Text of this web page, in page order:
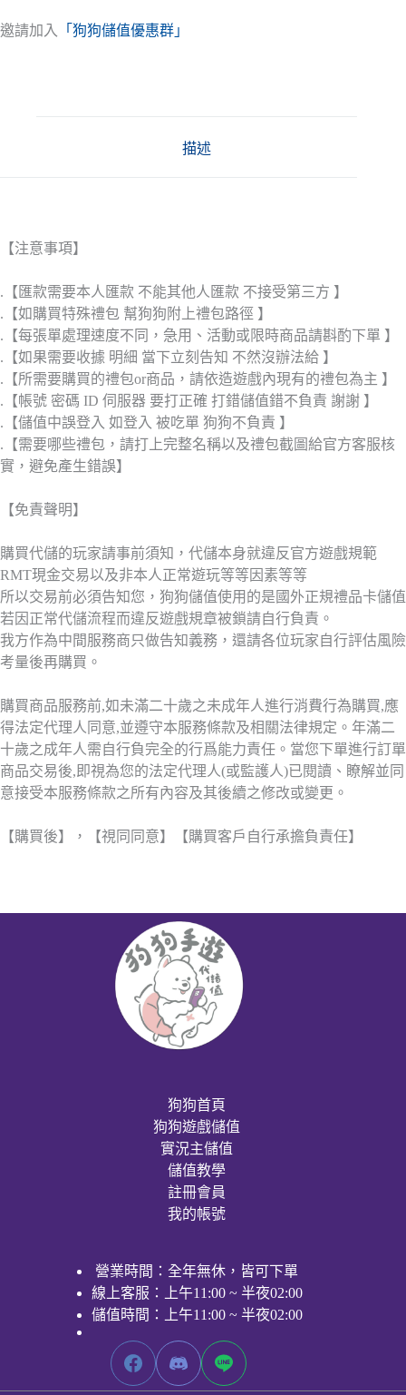
邀請加入 「狗狗儲值優惠群」
描述
【注意事項】
.【匯款需要本人匯款 不能其他人匯款 不接受第三方 】
.【如購買特殊禮包 幫狗狗附上禮包路徑 】
.【每張單處理速度不同，急用、活動或限時商品請斟酌下單 】
.【如果需要收據 明細 當下立刻告知 不然沒辦法給 】
.【所需要購買的禮包or商品，請依造遊戲內現有的禮包為主 】
.【帳號 密碼 ID 伺服器 要打正確 打錯儲值錯不負責 謝謝 】
.【儲值中誤登入 如登入 被吃單 狗狗不負責 】
.【需要哪些禮包，請打上完整名稱以及禮包截圖給官方客服核
實，避免產生錯誤】
【免責聲明】
購買代儲的玩家請事前須知，代儲本身就違反官方遊戲規範
RMT現金交易以及非本人正常遊玩等等因素等等
所以交易前必須告知您，狗狗儲值使用的是國外正規禮品卡儲值
若因正常代儲流程而違反遊戲規章被鎖請自行負責。
我方作為中間服務商只做告知義務，還請各位玩家自行評估風險
考量後再購買。
購買商品服務前,如未滿二十歲之未成年人進行消費行為購買,應
得法定代理人同意,並遵守本服務條款及相關法律規定。年滿二
十歲之成年人需自行負完全的行爲能力責任。當您下單進行訂單
商品交易後,即視為您的法定代理人(或監護人)已閱讀、瞭解並同
意接受本服務條款之所有內容及其後續之修改或變更。
【購買後】，【視同同意】【購買客戶自行承擔負責任】
狗狗首頁
狗狗遊戲儲值
實況主儲值
儲值教學
註冊會員
我的帳號
營業時間：全年無休，皆可下單
線上客服：上午11:00 ~ 半夜02:00
儲值時間：上午11:00 ~ 半夜02:00